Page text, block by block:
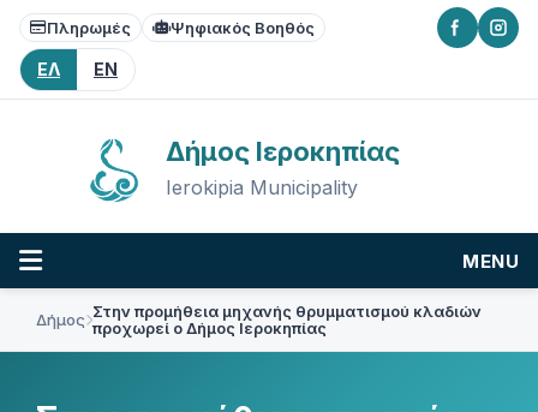
Skip
content
Skip
main
navigation
Skip
footer
Πληρωμές Ψηφιακός Βοηθός
ΕΛ EN
Δήμος Ιεροκηπίας
Ierokipia Municipality
MENU
Δήμος Στην προμήθεια μηχανής θρυμματισμού κλαδιών
προχωρεί ο Δήμος Ιεροκηπίας